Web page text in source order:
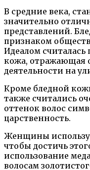
В средние века,
значительно
представлений.
признаком
Идеалом считалась
кожа, отражающая
деятельности на
Кроме бледной
также считались
оттенок волос
царственность.
Женщины
чтобы достичь
использование
волосам